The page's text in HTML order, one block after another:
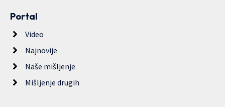
Portal
Video
Najnovije
Naše mišljenje
Mišljenje drugih